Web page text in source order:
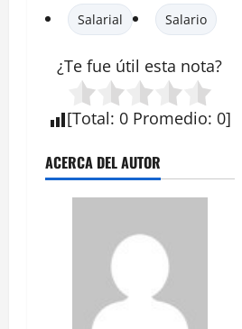
Salarial Salario
¿Te fue útil esta nota?
[Total: 0 Promedio: 0]
ACERCA DEL AUTOR